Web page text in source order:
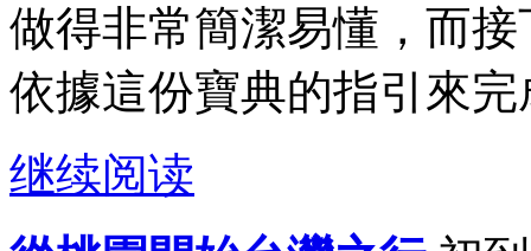
做得非常簡潔易懂，而
依據這份寶典的指引來完
继续阅读